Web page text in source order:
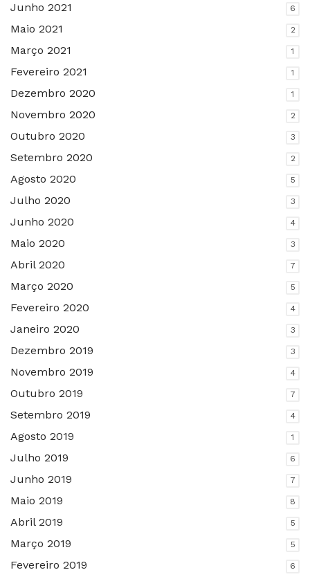
Junho 2021 6
Maio 2021 2
Março 2021 1
Fevereiro 2021 1
Dezembro 2020 1
Novembro 2020 2
Outubro 2020 3
Setembro 2020 2
Agosto 2020 5
Julho 2020 3
Junho 2020 4
Maio 2020 3
Abril 2020 7
Março 2020 5
Fevereiro 2020 4
Janeiro 2020 3
Dezembro 2019 3
Novembro 2019 4
Outubro 2019 7
Setembro 2019 4
Agosto 2019 1
Julho 2019 6
Junho 2019 7
Maio 2019 8
Abril 2019 5
Março 2019 5
Fevereiro 2019 6